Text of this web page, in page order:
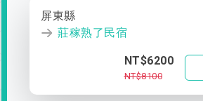
屏東縣
莊稼熟了民宿
NT$6200
NT$8100